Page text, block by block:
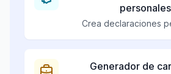
personales
Crea declaraciones
Generador de